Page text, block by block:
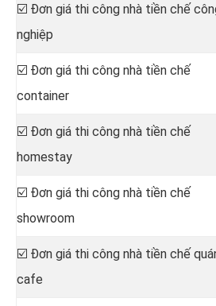
☑️ Đơn giá thi công nhà tiền chế
nghiệp
☑️ Đơn giá thi công nhà tiền chế
container
☑️ Đơn giá thi công nhà tiền chế
homestay
☑️ Đơn giá thi công nhà tiền chế
showroom
☑️ Đơn giá thi công nhà tiền chế
cafe